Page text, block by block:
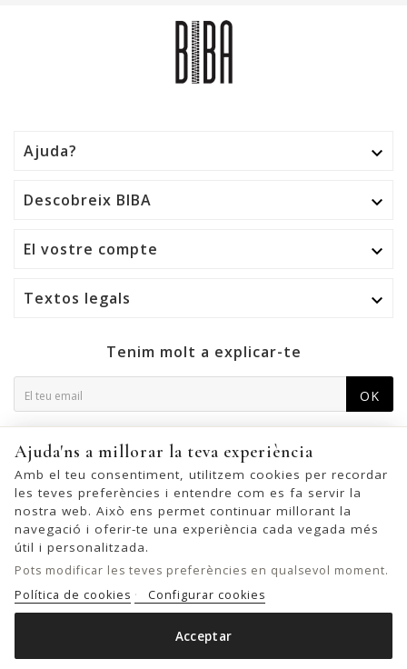
Ajuda? 
Descobreix BIBA 
El vostre compte 
Textos legals 
Tenim molt a explicar-te
OK
això, trobeu la nostra informació de contacte a l'avís legal.
Ajuda'ns a millorar la teva experiència
Amb el teu consentiment, utilitzem cookies per recordar
les teves preferències i entendre com es fa servir la
nostra web. Això ens permet continuar millorant la
navegació i oferir-te una experiència cada vegada més
útil i personalitzada.
Pots modificar les teves preferències en qualsevol moment.
Política de cookies
Configurar cookies
Acceptar
© 2026 - United Bags Company S.L. - Todos los derechos reservados.
Inscrita en el Registro Mercantil de Barcelona, Tomo 33286, Libro 228637,
Folio 0083, Sección general, Inscripción 1ª